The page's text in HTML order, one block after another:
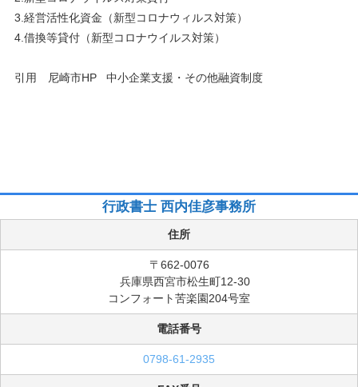
3.経営活性化資金（新型コロナウィルス対策）
4.借換等貸付（新型コロナウイルス対策）
引用 尼崎市HP 中小企業支援・その他融資制度
行政書士 西内佳彦事務所
住所
〒662-0076
兵庫県西宮市松生町12-30
コンフォート苦楽園204号室
電話番号
0798-61-2935